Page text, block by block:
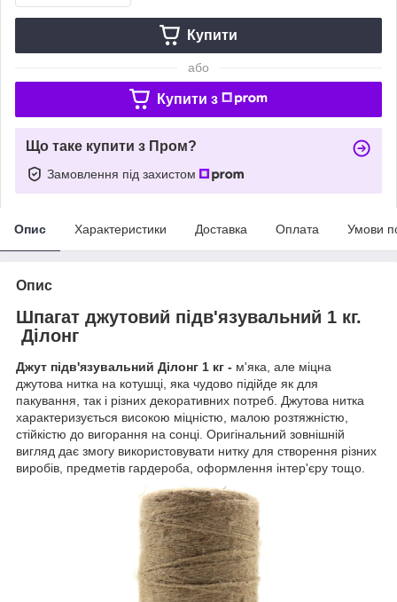
Купити
або
Купити з
Що таке купити з Пром?
Замовлення під захистом
Опис Характеристики Доставка Оплата Умови
Опис
Шпагат джутовий підв'язувальний 1 кг.
Ділонг
Джут підв'язувальний Ділонг 1 кг - м'яка, але міцна
джутова нитка на котушці, яка чудово підійде як для
пакування, так і різних декоративних потреб. Джутова нитка
характеризується високою міцністю, малою розтяжністю,
стійкістю до вигорання на сонці. Оригінальний зовнішній
вигляд дає змогу використовувати нитку для створення різних
виробів, предметів гардероба, оформлення інтер'єру тощо.